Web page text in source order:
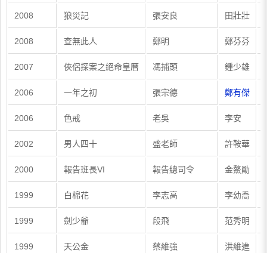
2008 狼災記 張安良 田壯壯
2008 查無此人 鄭明 鄭芬芬
2007 俠侶探案之絕命皇曆 馮捕頭 鍾少雄
2006 一年之初 張宗德 鄭有傑
2006 色戒 老吳 李安
2002 男人四十 盛老師 許鞍華
2000 報告班長VI 報告總司令 金鰲勛
1999 白棉花 李志高 李幼喬
1999 劍少爺 段飛 范秀明
1999 天公金 蔡維強 洪維進